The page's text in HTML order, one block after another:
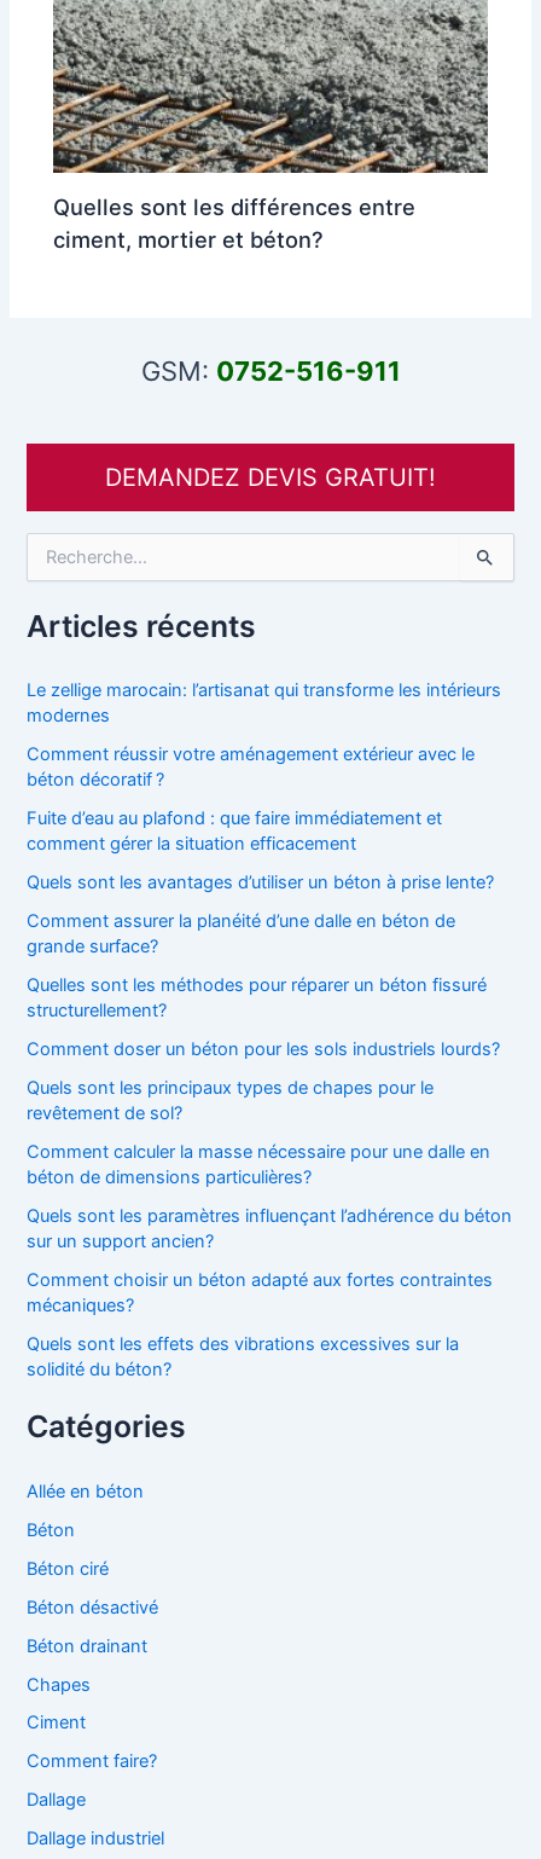
Quelles sont les différences entre
ciment, mortier et béton?
GSM: 0752-516-911
DEMANDEZ DEVIS GRATUIT!
h
e
c
h
r
:
Articles récents
Le zellige marocain: l’artisanat qui transforme les intérieurs
modernes
Comment réussir votre aménagement extérieur avec le
béton décoratif ?
Fuite d’eau au plafond : que faire immédiatement et
comment gérer la situation efficacement
Quels sont les avantages d’utiliser un béton à prise lente?
Comment assurer la planéité d’une dalle en béton de
grande surface?
Quelles sont les méthodes pour réparer un béton fissuré
structurellement?
Comment doser un béton pour les sols industriels lourds?
Quels sont les principaux types de chapes pour le
revêtement de sol?
Comment calculer la masse nécessaire pour une dalle en
béton de dimensions particulières?
Quels sont les paramètres influençant l’adhérence du béton
sur un support ancien?
Comment choisir un béton adapté aux fortes contraintes
mécaniques?
Quels sont les effets des vibrations excessives sur la
solidité du béton?
Catégories
Allée en béton
Béton
Béton ciré
Béton désactivé
Béton drainant
Chapes
Ciment
Comment faire?
Dallage
Dallage industriel